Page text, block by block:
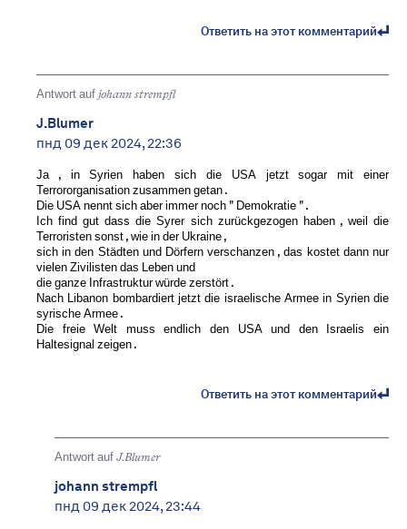
Ответить на этот комментарий
Antwort auf johann strempfl
J.Blumer
пнд 09 дек 2024, 22:36
Ja , in Syrien haben sich die USA jetzt sogar mit einer
Terrororganisation zusammen getan .
Die USA nennt sich aber immer noch " Demokratie " .
Ich find gut dass die Syrer sich zurückgezogen haben , weil die
Terroristen sonst , wie in der Ukraine ,
sich in den Städten und Dörfern verschanzen , das kostet dann nur
vielen Zivilisten das Leben und
die ganze Infrastruktur würde zerstört .
Nach Libanon bombardiert jetzt die israelische Armee in Syrien die
syrische Armee .
Die freie Welt muss endlich den USA und den Israelis ein
Haltesignal zeigen .
Ответить на этот комментарий
Antwort auf J.Blumer
johann strempfl
пнд 09 дек 2024, 23:44